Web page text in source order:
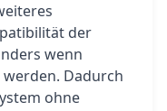
der
wenn
Dadurch
ohne